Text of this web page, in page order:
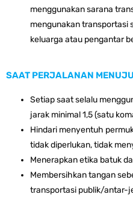
menggunakan sarana
mengunakan transportasi
keluarga atau pengantar
SAAT PERJALANAN
Setiap saat selalu
jarak minimal 1,5 (satu
Hindari menyentuh
tidak diperlukan, tidak
Menerapkan etika batuk
Membersihkan tangan
transportasi publik/antar-